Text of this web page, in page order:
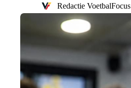
Redactie VoetbalFocus